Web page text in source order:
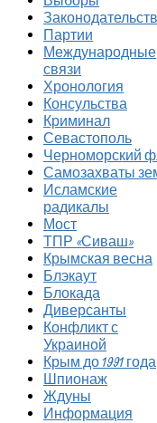
Партии
Международные
связи
Хронология
Консульства
Криминал
Севастополь
Черноморский
Самозахваты
Исламские
радикалы
Мост
ТПР «Сиваш»
Крымская весна
Блэкаут
Блокада
Диверсанты
Конфликт с
Украиной
Крым до 1991 года
Шпионаж
Ждуны
Информация